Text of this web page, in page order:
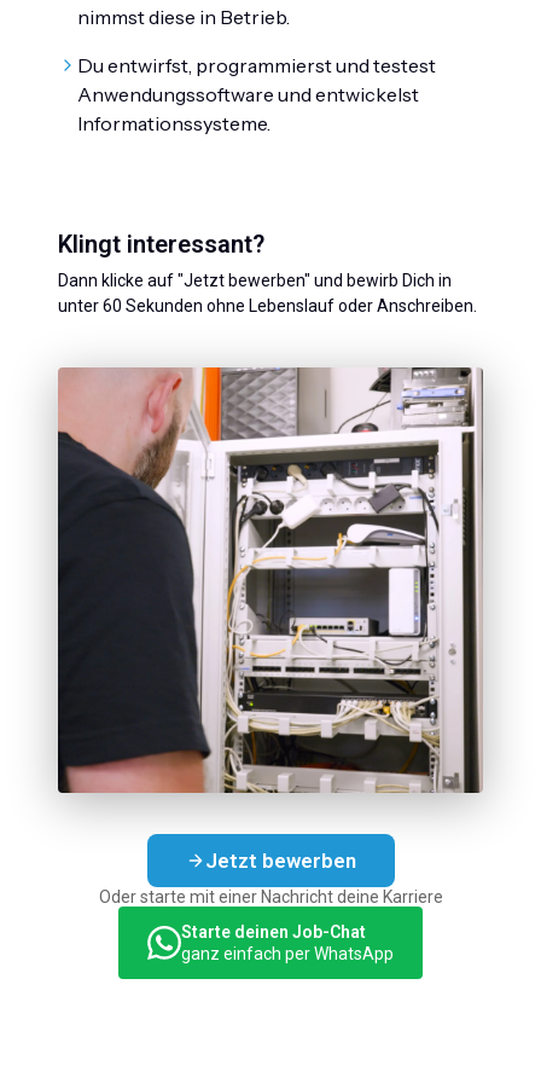
nimmst diese in Betrieb.
Du entwirfst, programmierst und testest
Anwendungssoftware und entwickelst
Informationssysteme.
Klingt interessant?
Dann klicke auf "Jetzt bewerben" und bewirb Dich in
unter 60 Sekunden ohne Lebenslauf oder Anschreiben.
Jetzt bewerben
Oder starte mit einer Nachricht deine Karriere
Starte deinen Job-Chat
ganz einfach per WhatsApp